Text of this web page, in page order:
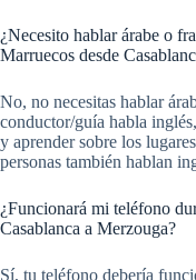
¿Necesito hablar árabe o
Marruecos desde
No, no necesitas hablar
conductor/guía habla
y aprender sobre los
personas también hablan
¿Funcionará mi teléfono
Casablanca a Merzouga?
Sí, tu teléfono debería